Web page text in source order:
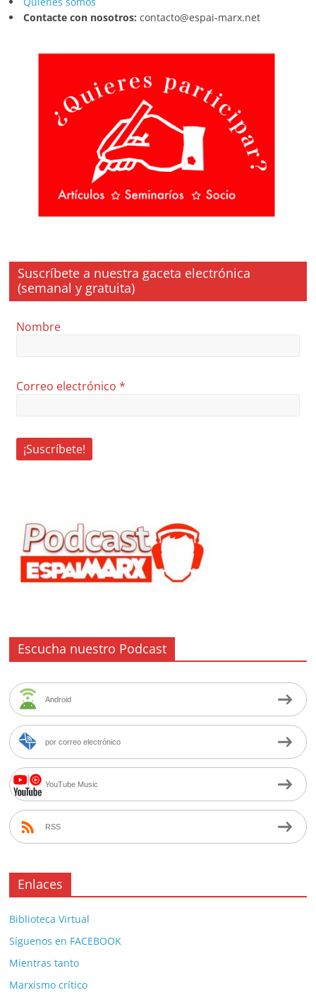
Contacte con nosotros: contacto@espai-marx.net
Suscríbete a nuestra gaceta electrónica
(semanal y gratuita)
Nombre
Correo electrónico*
Escucha nuestro Podcast
Android
por correo electrónico
YouTube Music
RSS
Enlaces
Biblioteca Virtual
Síguenos en FACEBOOK
Mientras tanto
Marxismo crítico